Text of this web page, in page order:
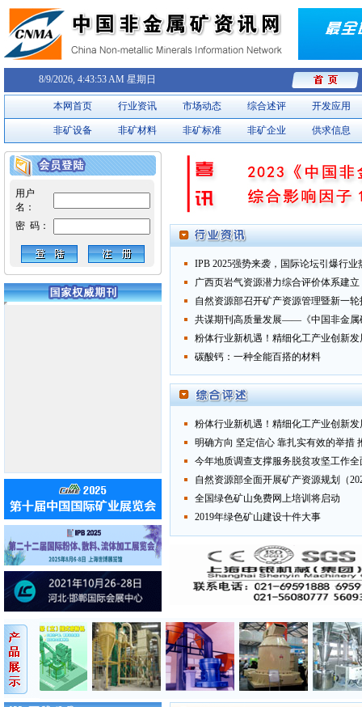
8/9/2026, 4:43:54 AM 星期日
本网首页 行业资讯 市场动态 综合述评 开发应用
非矿设备 非矿材料 非矿标准 非矿企业 供求信息
用户
名：
密 码：
IPB 2025强势来袭，国际论坛引爆行业
广西页岩气资源潜力综合评价体系建立
自然资源部召开矿产资源管理暨新一轮
共谋期刊高质量发展——《中国非金属
粉体行业新机遇！精细化工产业创新发
碳酸钙：一种全能百搭的材料
粉体行业新机遇！精细化工产业创新发
明确方向 坚定信心 靠扎实有效的举措
今年地质调查支撑服务脱贫攻坚工作全
自然资源部全面开展矿产资源规划（
全国绿色矿山免费网上培训将启动
2019年绿色矿山建设十件大事